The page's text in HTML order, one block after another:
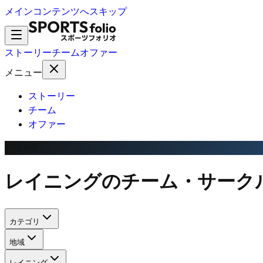
メインコンテンツへスキップ
ストーリーチームオファー
メニュー
ストーリー
チーム
オファー
レイニングのチーム・サーク
カテゴリ
地域